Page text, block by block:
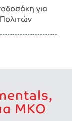
για
ΜΚΟ